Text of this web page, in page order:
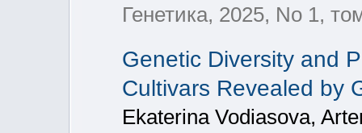
Генетика, 2025, No 1,
Genetic Diversity and
Cultivars Revealed by
Ekaterina Vodiasova,